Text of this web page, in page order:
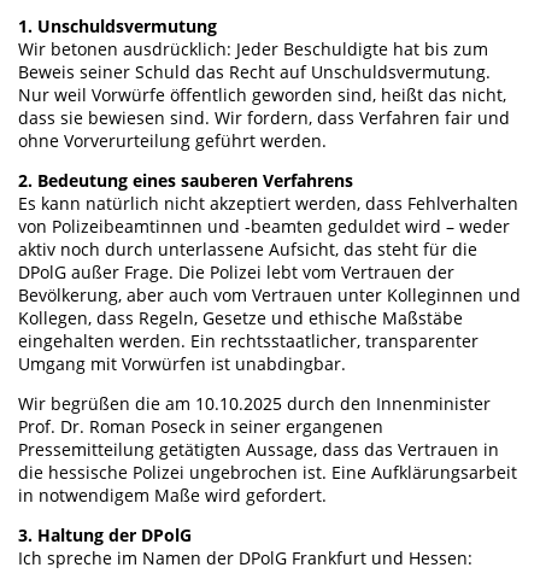
1. Unschuldsvermutung
Wir betonen ausdrücklich: Jeder Beschuldigte hat bis zum
Beweis seiner Schuld das Recht auf Unschuldsvermutung.
Nur weil Vorwürfe öffentlich geworden sind, heißt das nicht,
dass sie bewiesen sind. Wir fordern, dass Verfahren fair und
ohne Vorverurteilung geführt werden.
2. Bedeutung eines sauberen Verfahrens
Es kann natürlich nicht akzeptiert werden, dass Fehlverhalten
von Polizeibeamtinnen und -beamten geduldet wird – weder
aktiv noch durch unterlassene Aufsicht, das steht für die
DPolG außer Frage. Die Polizei lebt vom Vertrauen der
Bevölkerung, aber auch vom Vertrauen unter Kolleginnen und
Kollegen, dass Regeln, Gesetze und ethische Maßstäbe
eingehalten werden. Ein rechtsstaatlicher, transparenter
Umgang mit Vorwürfen ist unabdingbar.
Wir begrüßen die am 10.10.2025 durch den Innenminister
Prof. Dr. Roman Poseck in seiner ergangenen
Pressemitteilung getätigten Aussage, dass das Vertrauen in
die hessische Polizei ungebrochen ist. Eine Aufklärungsarbeit
in notwendigem Maße wird gefordert.
3. Haltung der DPolG
Ich spreche im Namen der DPolG Frankfurt und Hessen: